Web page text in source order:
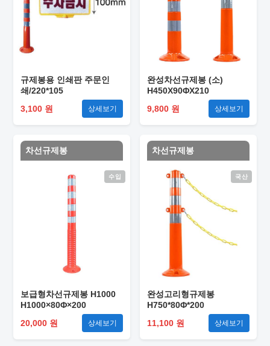
규제봉용 인쇄판 주문인
쇄/220*105
3,100 원
상세보기
완성차선규제봉 (소)
H450X90ΦX210
9,800 원
상세보기
차선규제봉
수입
보급형차선규제봉 H1000
H1000×80Φ×200
20,000 원
상세보기
차선규제봉
국산
완성고리형규제봉
H750*80Φ*200
11,100 원
상세보기